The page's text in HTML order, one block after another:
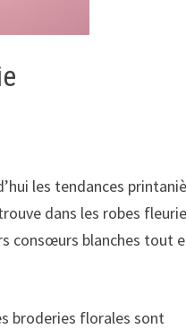
les tendances
dans les robes
consœurs blanches tout
broderies florales sont